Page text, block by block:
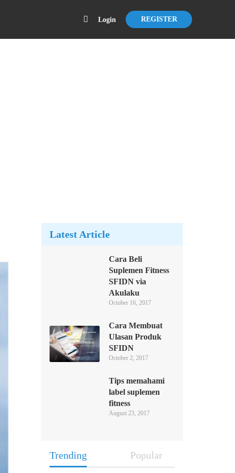
Login REGISTER
Latest Article
Cara Beli
Suplemen Fitness
SFIDN via
Akulaku
October 16, 2017
Cara Membuat
Ulasan Produk
SFIDN
October 2, 2017
Tips memahami
label suplemen
fitness
August 23, 2017
Trending Popular